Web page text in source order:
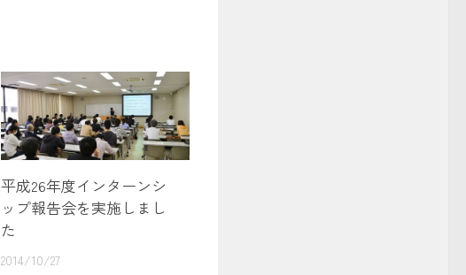
平成26年度インターンシ
ップ報告会を実施しまし
た
2014/10/27